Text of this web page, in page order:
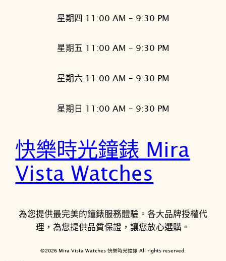
星期四 11:00 AM – 9:30 PM
星期五 11:00 AM – 9:30 PM
星期六 11:00 AM – 9:30 PM
星期日 11:00 AM – 9:30 PM
快樂時光鐘錶 Mira
Vista Watches
為您提供最完美的鐘錶服務體驗。各大品牌授權代
理，為您提供品質保證，讓您放心選購。
©2026 Mira Vista Watches 快樂時光鐘錶 All rights reserved.